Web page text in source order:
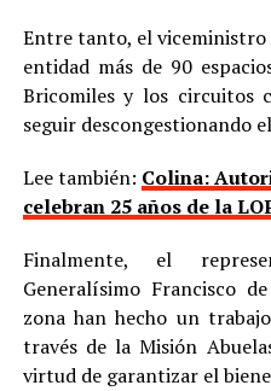
Entre tanto, el viceministro
entidad más de 90
Bricomiles y los circuitos
seguir descongestionando
Lee también: Colina:
celebran 25 años de la
Finalmente, el
Generalísimo Francisco
zona han hecho un
través de la Misión
virtud de garantizar el